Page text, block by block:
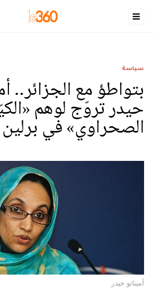
سياسة
بتواطؤ مع الجزائر..
حيدر تروّج لوهم
الصحراوي» في برلين
أميناتو حيدر